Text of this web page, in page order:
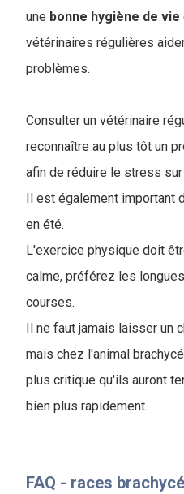
une bonne hygiène de vie
vétérinaires régulières
problèmes.
Consulter un vétérinaire
reconnaître au plus tôt un
afin de réduire le stress
Il est également important
en été.
L'exercice physique doit
calme, préférez les
courses.
Il ne faut jamais laisser un
mais chez l'animal
plus critique qu'ils auront
bien plus rapidement.
FAQ - races